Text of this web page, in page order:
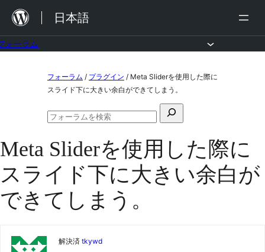
を
日本語
ォーラム
ツ
ス
キ
フォーラム / プラグイン / Meta Sliderを使用した際に
スライド下に大きい余白ができてしまう。
検
対
象:
フ
ラ
ム
の
Meta Sliderを使用した際に
スライド下に大きい余白が
できてしまう。
解決済 tkywd